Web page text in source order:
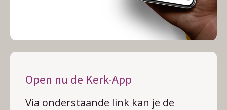
Open nu de Kerk-App
Via onderstaande link kan je de